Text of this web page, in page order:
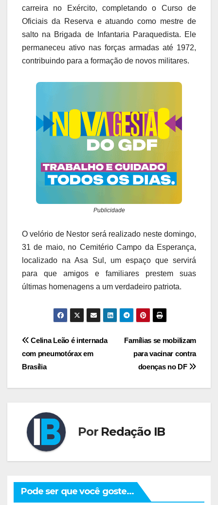
carreira no Exército, completando o Curso de
Oficiais da Reserva e atuando como mestre de
salto na Brigada de Infantaria Paraquedista. Ele
permaneceu ativo nas forças armadas até 1972,
contribuindo para a formação de novos militares.
Publicidade
O velório de Nestor será realizado neste domingo,
31 de maio, no Cemitério Campo da Esperança,
localizado na Asa Sul, um espaço que servirá
para que amigos e familiares prestem suas
últimas homenagens a um verdadeiro patriota.
Navegação
de
Post
Famílias se mobilizam
para vacinar contra
doenças no DF
Celina Leão é internada
com pneumotórax em
Brasília
Por Redação IB
Pode ser que você goste...